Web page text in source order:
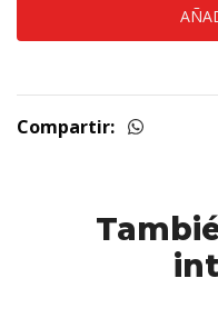
Compartir: